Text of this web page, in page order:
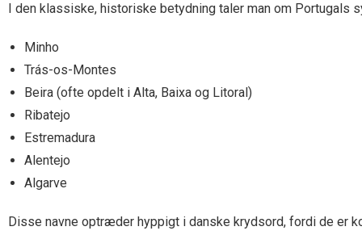
I den klassiske, historiske betydning taler man om
Minho
Trás-os-Montes
Beira (ofte opdelt i Alta, Baixa og Litoral)
Ribatejo
Estremadura
Alentejo
Algarve
Disse navne optræder hyppigt i danske krydsord, fordi de er